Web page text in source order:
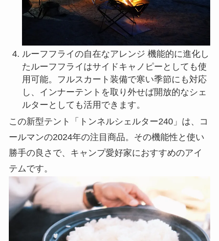
ルーフフライの自在なアレンジ 機能的に進化し
たルーフフライはサイドキャノピーとしても使
用可能。フルスカート装備で寒い季節にも対応
し、インナーテントを取り外せば開放的なシェ
ルターとしても活用できます。
この新型テント「トンネルシェルター240」は、コ
ールマンの2024年の注目商品。その機能性と使い
勝手の良さで、キャンプ愛好家におすすめのアイ
テムです。